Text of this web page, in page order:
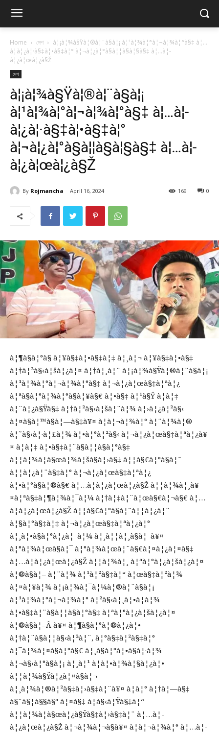
Home দেশ
à¦¡à¦¾à§Ÿà¦®à¦¨à§à¦¡ à¦¹à¦¾à¦°à¦¬à¦¾à¦°à§‡ à¦…
à¦­à¦¿à¦·à§‡à¦•à§‡à¦° à¦¬à¦¿à¦°à§à¦¦à§à¦§à§‡ à¦…à¦­
à¦¿à¦œà¦¿à§Ž
দেশ
à¦¡à¦¾à§Ÿà¦®à¦¨à§à¦¡
à¦¹à¦¾à¦°à¦¬à¦¾à¦°à§‡ à¦…à¦­
à¦¿à¦·à§‡à¦•à§‡à¦°
à¦¬à¦¿à¦°à§à¦¦à§à¦§à§‡ à¦…à¦­
à¦¿à¦œà¦¿à§Ž
By Rojmancha April 16, 2024 0
169
à¦¶à§à¦°à§ à¦¥à§‡à¦•à§‡à¦‡ à¦¸à¦¬ à¦¥à§‡à¦•à§‡
à¦†à¦²à§‹à¦šà¦¿à¦¤ à¦†à¦¸à¦¨ à¦¡à¦¾à§Ÿà¦®à¦¨à§à¦¡
à¦¹à¦¾à¦°à¦¬à¦¾à¦°à§‡ à¦¬à¦¿à¦œà§‡à¦ªà¦¿
à¦ªà§à¦°à¦¾à¦°à§à¦¥à§€ à¦•à§‡ à¦¹à§Ÿ à¦à¦‡
à¦¨à¦¿à§Ÿà§‡ à¦†à¦²à§‹à¦šà¦¨à¦¾ à¦›à¦¿à¦²à§‹
à¦¤à§à¦™à§à¦—à§‡à¥¤ à¦à¦¬à¦¾à¦° à¦¨à¦¾à¦®
à¦˜à§‹à¦·à¦£à¦¾ à¦•à¦°à¦²à§‹ à¦¬à¦¿à¦œà§‡à¦ªà¦¿à¥
¤ à¦à¦‡ à¦•à§‡à¦¨à§à¦¦à§à¦°à§‡
à¦¦à¦¾à¦à§œà¦¾à¦šà§à¦›à§‡ à¦¦à§€à¦°à§à¦˜
à¦¦à¦¿à¦¨à§‡à¦° à¦¬à¦¿à¦œà§‡à¦ªà¦¿
à¦•à¦°à§à¦®à§€ à¦…à¦­à¦¿à¦œà¦¿à§Ž à¦¦à¦¾à¦¸à¥
¤à¦ªà§‡à¦¶à¦¾à¦¯à¦¼ à¦†à¦‡à¦¨à¦œà§€à¦¬à§€ à¦…
à¦­à¦¿à¦œà¦¿à§Ž à¦¦à§€à¦°à§à¦˜à¦¦à¦¿à¦¨
à¦§à¦°à§‡à¦‡ à¦¬à¦¿à¦œà§‡à¦ªà¦¿à¦°
à¦¸à¦•à§à¦°à¦¿à¦¯à¦¼ à¦¸à¦¦à¦¸à§à¦¯à¥¤
à¦°à¦¾à¦œà§à¦¯ à¦°à¦¾à¦œà¦¨à§€à¦¤à¦¿à¦¤à§‡
à¦…à¦­à¦¿à¦œà¦¿à§Ž à¦¦à¦¾à¦¸ à¦ªà¦°à¦¿à¦šà¦¿à¦¤
à¦®à§à¦– à¦¨à¦¾ à¦¹à¦²à§‡à¦“ à¦œà§‡à¦²à¦¾
à¦¤à¦¥à¦¾ à¦¡à¦¾à¦¯à¦¼à¦®à¦¨à§à¦¡
à¦¹à¦¾à¦°à¦¬à¦¾à¦° à¦²à§‹à¦¸à¦•à¦­à¦¾
à¦•à§‡à¦¨à§à¦¦à§à¦°à§‡ à¦ªà¦°à¦¿à¦šà¦¿à¦¤
à¦®à§à¦–Â à¥¤ à¦¶à§à¦°à¦®à¦¿à¦•
à¦†à¦¨à§à¦¦à§‹à¦²à¦¨, à¦°à§‡à¦²à§‡à¦°
à¦¯à¦¾à¦¤à§à¦°à§€ à¦¸à§à¦°à¦•à§à¦·à¦¾
à¦¬à§‹à¦°à§à¦¡ à¦¸à¦¹ à¦à¦•à¦¾à¦§à¦¿à¦•
à¦¦à¦¾à§Ÿà¦¿à¦¤à§à¦¬
à¦¸à¦¾à¦®à¦²à§‡à¦›à§‡à¦¨à¥¤ à¦à¦° à¦†à¦—à§‡
à§¨à§¦à§§à§ª à¦¤à§‡ à¦­à§‹à¦Ÿà§‡à¦“
à¦¦à¦¾à¦à§œà¦¿à§Ÿà§‡à¦›à§‡à¦¨ à¦…à¦­
à¦¿à¦œà¦¿à§Ž à¦¬à¦¾à¦¬à§à¥¤ à¦à¦¬à¦¾à¦° à¦…à¦­